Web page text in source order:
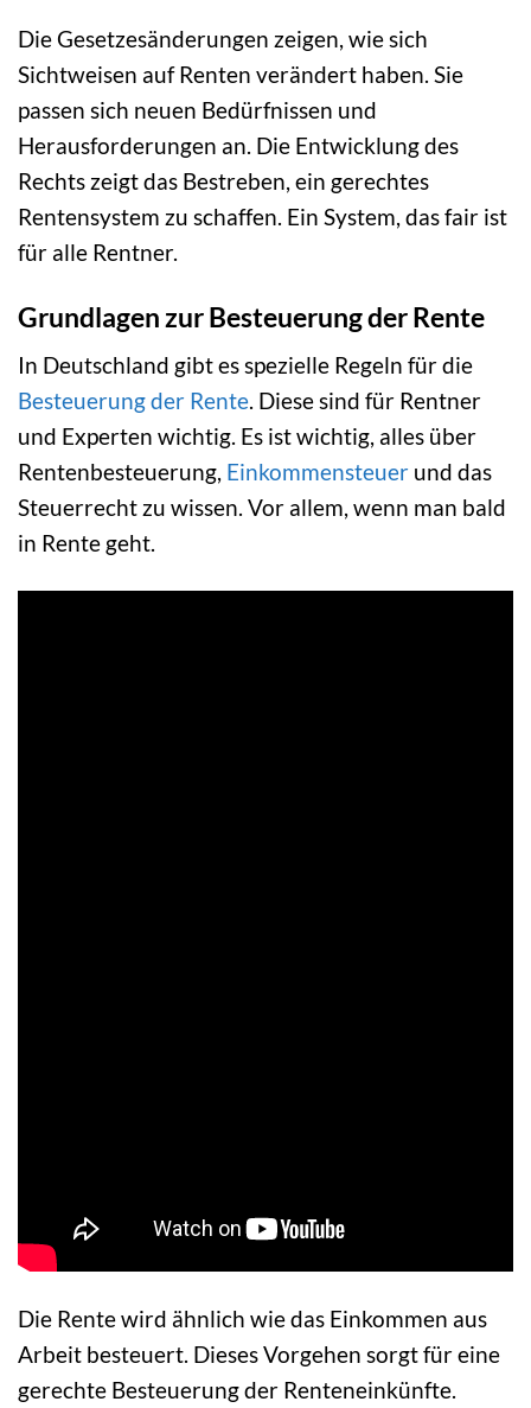
Die Gesetzesänderungen zeigen, wie sich
Sichtweisen auf Renten verändert haben. Sie
passen sich neuen Bedürfnissen und
Herausforderungen an. Die Entwicklung des
Rechts zeigt das Bestreben, ein gerechtes
Rentensystem zu schaffen. Ein System, das fair ist
für alle Rentner.
Grundlagen zur Besteuerung der Rente
In Deutschland gibt es spezielle Regeln für die
Besteuerung der Rente. Diese sind für Rentner
und Experten wichtig. Es ist wichtig, alles über
Rentenbesteuerung, Einkommensteuer und das
Steuerrecht zu wissen. Vor allem, wenn man bald
in Rente geht.
Die Rente wird ähnlich wie das Einkommen aus
Arbeit besteuert. Dieses Vorgehen sorgt für eine
gerechte Besteuerung der Renteneinkünfte.